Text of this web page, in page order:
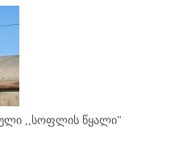
,,სოფლის წყალი"